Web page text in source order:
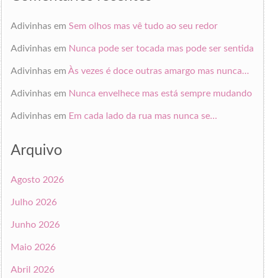
Adivinhasem Sem olhos mas vê tudo ao seu redor
Adivinhasem Nunca pode ser tocada mas pode ser sentida
Adivinhasem Às vezes é doce outras amargo mas nunca…
Adivinhasem Nunca envelhece mas está sempre mudando
Adivinhasem Em cada lado da rua mas nunca se…
Arquivo
Agosto 2026
Julho 2026
Junho 2026
Maio 2026
Abril 2026